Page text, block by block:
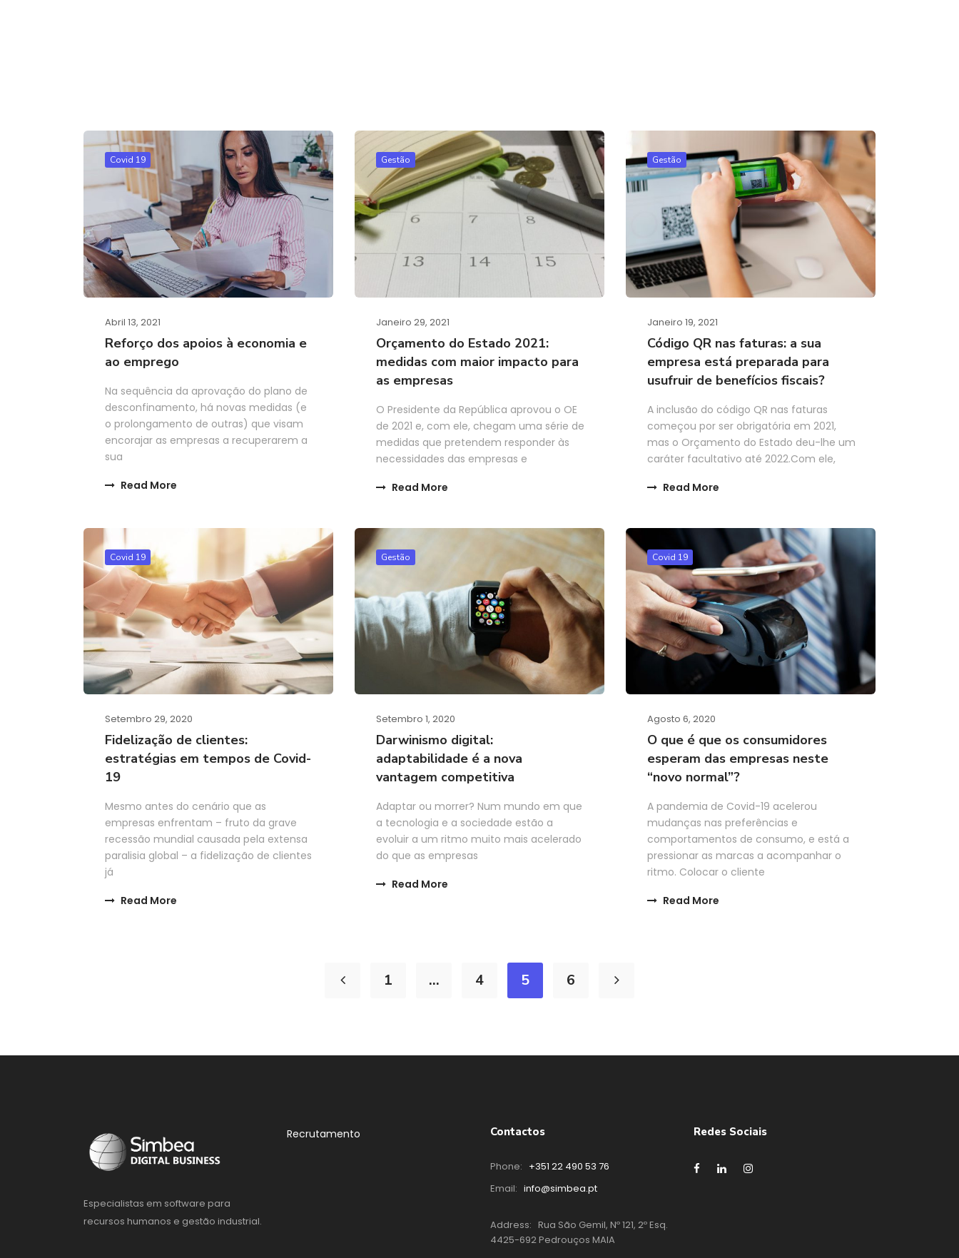
Covid 19
Abril 13, 2021
Reforço dos apoios à economia e
ao emprego
Na sequência da aprovação do plano de
desconfinamento, há novas medidas (e
o prolongamento de outras) que visam
encorajar as empresas a recuperarem a
sua
Read More
Gestão
Janeiro 29, 2021
Orçamento do Estado 2021:
medidas com maior impacto para
as empresas
O Presidente da República aprovou o OE
de 2021 e, com ele, chegam uma série de
medidas que pretendem responder às
necessidades das empresas e
Read More
Gestão
Janeiro 19, 2021
Código QR nas faturas: a sua
empresa está preparada para
usufruir de benefícios fiscais?
A inclusão do código QR nas faturas
começou por ser obrigatória em 2021,
mas o Orçamento do Estado deu-lhe um
caráter facultativo até 2022.Com ele,
Read More
Covid 19
Setembro 29, 2020
Fidelização de clientes:
estratégias em tempos de Covid-
19
Mesmo antes do cenário que as
empresas enfrentam – fruto da grave
recessão mundial causada pela extensa
paralisia global – a fidelização de clientes
já
Read More
Gestão
Setembro 1, 2020
Darwinismo digital:
adaptabilidade é a nova
vantagem competitiva
Adaptar ou morrer? Num mundo em que
a tecnologia e a sociedade estão a
evoluir a um ritmo muito mais acelerado
do que as empresas
Read More
Covid 19
Agosto 6, 2020
O que é que os consumidores
esperam das empresas neste
“novo normal”?
A pandemia de Covid-19 acelerou
mudanças nas preferências e
comportamentos de consumo, e está a
pressionar as marcas a acompanhar o
ritmo. Colocar o cliente
Read More
1 … 4 5 6
Especialistas em software para
recursos humanos e gestão industrial.
Recrutamento Contactos
Phone: +351 22 490 53 76
Email: info@simbea.pt
Address: Rua São Gemil, Nº 121, 2º Esq.
4425-692 Pedrouços MAIA
Redes Sociais